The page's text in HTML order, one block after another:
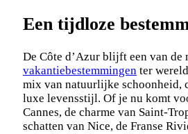
Een tijdloze
De Côte d’Azur blijft een van de
vakantiebestemmingen ter
mix van natuurlijke schoonheid,
luxe levensstijl. Of je nu komt
Cannes, de charme van Saint-
schatten van Nice, de Franse